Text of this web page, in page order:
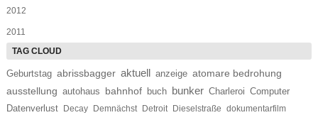
2012
2011
Geburtstag abrissbagger aktuell anzeige atomare bedrohung
ausstellung autohaus bahnhof buch bunker Charleroi Computer
Datenverlust
Decay Demnächst Detroit Dieselstraße dokumentarfilm